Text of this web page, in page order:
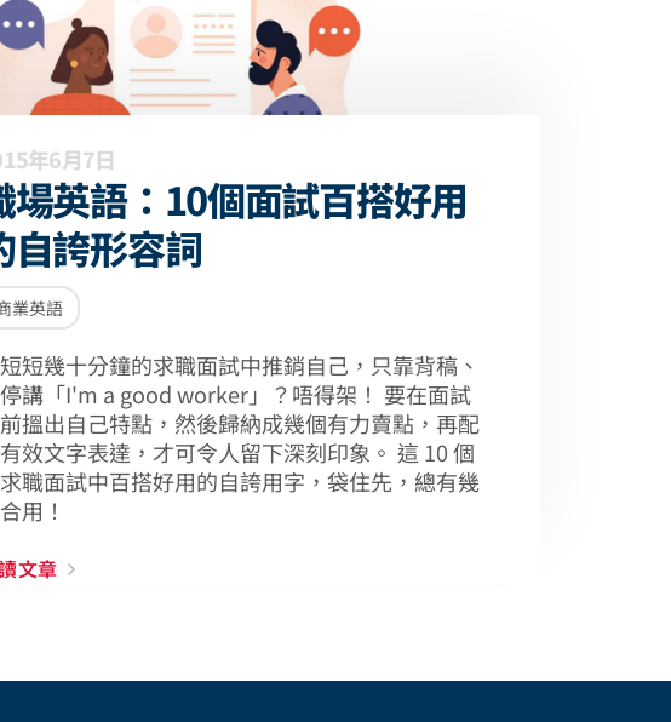
年6月7日
場英語：10個面試百搭好用
自誇形容詞
業英語
短幾十分鐘的求職面試中推銷自己，只靠背稿、
講「I'm a good worker」？唔得架！ 要在面試
搵出自己特點，然後歸納成幾個有力賣點，再配
效文字表達，才可令人留下深刻印象。 這 10 個
職面試中百搭好用的自誇用字，袋住先，總有幾
用！
文章